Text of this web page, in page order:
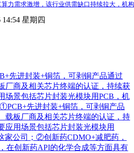
力需求激增，该行业供需缺口持续拉大，机
14:54 星期四
先进封装+铜箔，可剥铜产品通过
厂商及相关芯片终端的认证，持续获
场景包括芯片封装光模块用PCB，机
①PCB+先进封装+铜箔，可剥铜产品
载板厂商及相关芯片终端的认证，持
应用场景包括芯片封装光模块用
家公司；②创新药CDMO+减肥药，
在创新药API的化学合成等方面具有